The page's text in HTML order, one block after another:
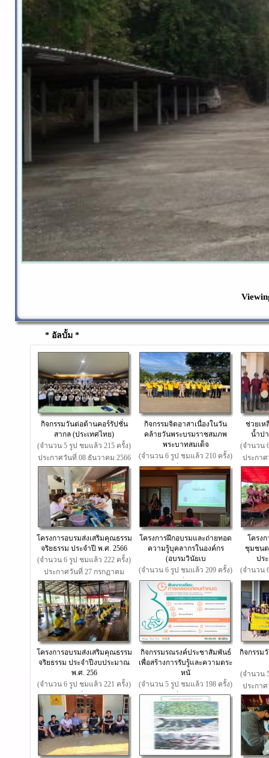
* อัลบั้ม *
กิจกรรมวันต่อต้านคอร์รัปชั่น
สากล (ประเทศไทย)
(จำนวน 5 รูป ชมแล้ว 215 ครั้ง)
ประกาศวันที่ 08 ธันวาคม 2566
กิจกรรมจิตอาสาเนื่องในวัน
คล้ายวันพระบรมราชสมภพ
พระบาทสมเด็จ
(จำนวน 6 รูป ชมแล้ว 210 ครั้ง)
ประกาศวันที่ 04 ธันวาคม 2566
ช่วยเห
น้ำป
(จำนวน
ประกา
โครงการอบรมส่งเสริมคุณธรรม
จริยธรรม ประจำปี พ.ศ. 2566
(จำนวน 6 รูป ชมแล้ว 222 ครั้ง)
ประกาศวันที่ 27 กรกฏาคม
2566
โครงการฝึกอบรมและถ่ายทอด
ความรู้บุคลากรในองค์กร
(อบรมวินัยเบ
(จำนวน 6 รูป ชมแล้ว 209 ครั้ง)
ประกาศวันที่ 26 กรกฏาคม
2566
โครงก
ชุมชนต
ปร
(จำนวน
ประก
โครงการอบรมส่งเสริมคุณธรรม
จริยธรรม ประจำปีงบประมาณ
พ.ศ. 256
(จำนวน 6 รูป ชมแล้ว 221 ครั้ง)
ประกาศวันที่ 06 กรกฏาคม
2566
กิจกรรมรณรงค์ประชาสัมพันธ์
เพื่อสร้างการรับรู้และความตระ
หนั
(จำนวน 5 รูป ชมแล้ว 198 ครั้ง)
ประกาศวันที่ 22 มิถุนายน 2566
กิจกรรม
(จำนวน
ประกา